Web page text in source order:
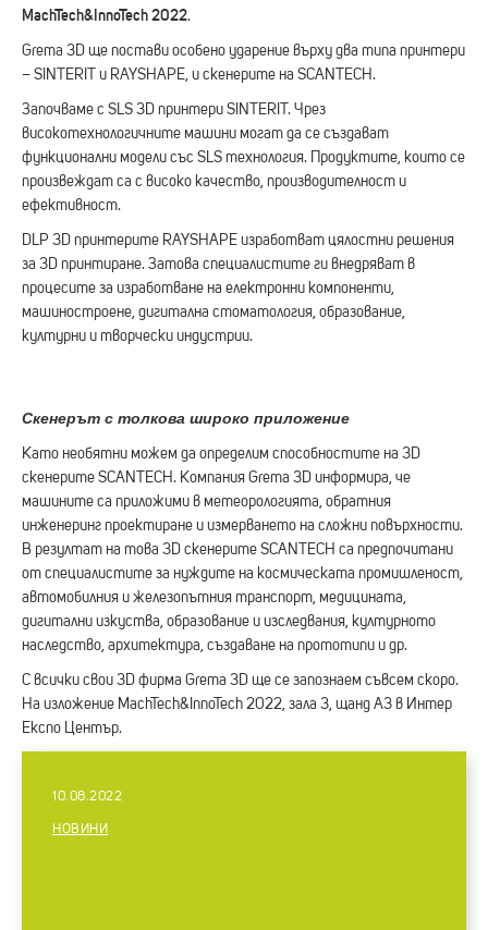
10.08.2022
НОВИНИ
MachTech&InnoTech 2022.
Grema 3D ще постави особено ударение върху два типа принтери
– SINTERIT и RAYSHAPE, и скенерите на SCANTECH.
Започваме с SLS 3D принтери SINTERIT. Чрез
високотехнологичните машини могат да се създават
функционални модели със SLS технология. Продуктите, които се
произвеждат са с високо качество, производителност и
ефективност.
DLP 3D принтерите RAYSHAPE изработват цялостни решения
за 3D принтиране. Затова специалистите ги внедряват в
процесите за изработване на електронни компоненти,
машиностроене, дигитална стоматология, образование,
културни и творчески индустрии.
Скенерът с толкова широко приложение
Като необятни можем да определим способностите на 3D
скенерите SCANTECH. Компания Grema 3D информира, че
машините са приложими в метеорологията, обратния
инженеринг проектиране и измерването на сложни повърхности.
В резултат на това 3D скенерите SCANTECH са предпочитани
от специалистите за нуждите на космическата промишленост,
автомобилния и железопътния транспорт, медицината,
дигитални изкуства, образование и изследвания, културното
наследство, архитектура, създаване на прототипи и др.
С всички свои 3D фирма Grema 3D ще се запознаем съвсем скоро.
На изложение MachTech&InnoTech 2022, зала 3, щанд А3 в Интер
Експо Център.